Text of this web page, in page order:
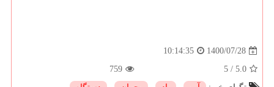
1400/07/28
10:14:35
5.0
/
5
759